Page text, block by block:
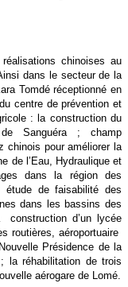
chinoises au
dans le secteur de la
Tomdé réceptionné en
centre de prévention et
: la construction du
Sanguéra ; champ
chinois pour améliorer la
de l’Eau, Hydraulique et
dans la région des
de faisabilité des
dans les bassins des
construction d’un lycée
routières, aéroportuaire
Présidence de la
la réhabilitation de trois
aérogare de Lomé.